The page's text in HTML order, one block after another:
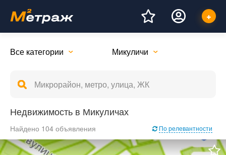
Все категории Микуличи
Недвижимость в Микуличах
Найдено 104 объявления По релевантности